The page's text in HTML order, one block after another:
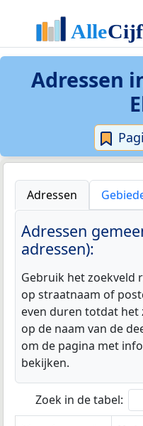
Adressen
Adressen
Adressen
adressen):
Gebruik het zoekveld
op straatnaam of
even duren totdat het
op de naam van de
om de pagina met
bekijken.
Zoek in de tabel: